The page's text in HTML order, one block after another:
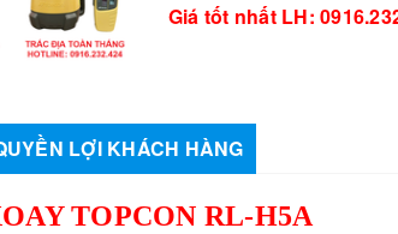
Giá tốt nhất LH:
LỢI KHÁCH HÀNG
TOPCON RL-H5A